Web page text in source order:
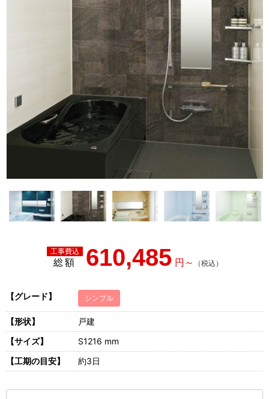
総額 610,485
【グレード】 シンプル
【形状】
戸建
【サイズ】
S1216 mm
【工期の目安】
約3日